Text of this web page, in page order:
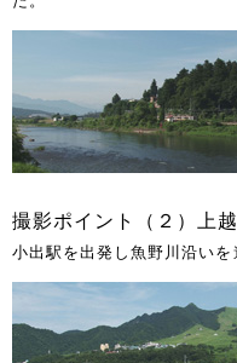
撮影ポイント（２）上
小出駅を出発し魚野川沿いを